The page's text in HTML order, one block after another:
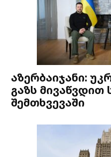
აზერბაიჯანი:
გაზს მივაწვდით
შემთხვევაში